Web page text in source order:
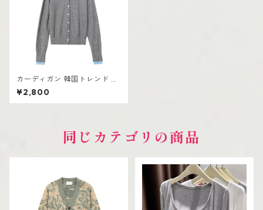
カーディガン 韓国トレンド レ
ディース ショート丈 前開きデ
ザイン 無地
¥2,800
同じカテゴリの商品